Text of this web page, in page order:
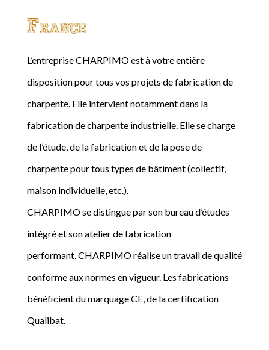
France
L’entreprise CHARPIMO est à votre entière
disposition pour tous vos projets de fabrication de
charpente. Elle intervient notamment dans la
fabrication de charpente industrielle. Elle se charge
de l’étude, de la fabrication et de la pose de
charpente pour tous types de bâtiment (collectif,
maison individuelle, etc.).
CHARPIMO se distingue par son bureau d’études
intégré et son atelier de fabrication
performant. CHARPIMO réalise un travail de qualité
conforme aux normes en vigueur. Les fabrications
bénéficient du marquage CE, de la certification
Qualibat.